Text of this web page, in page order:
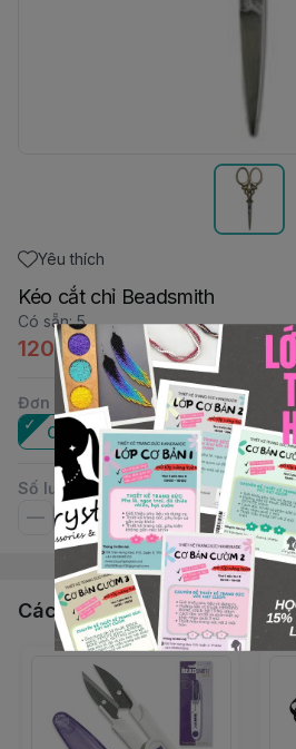
Yêu thích
Kéo cắt chỉ Beadsmith
Có sẵn: 5
120.000đ
Đơn vị:
Cái
Số lượng
Các sản phẩm, dịch vụ khác